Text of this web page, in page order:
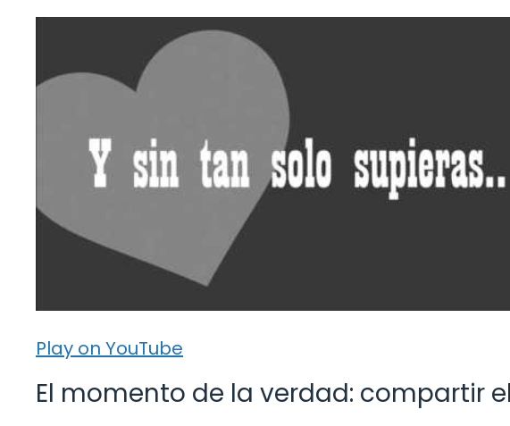
Play on YouTube
El momento de la verdad: compartir